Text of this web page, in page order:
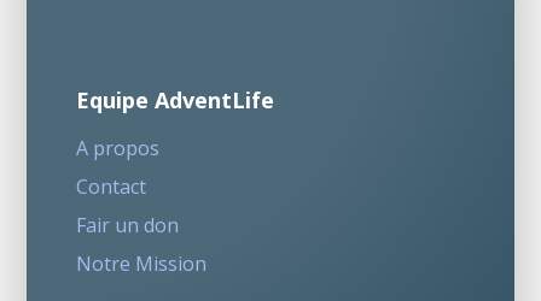
Equipe AdventLife
A propos
Contact
Fair un don
Notre Mission